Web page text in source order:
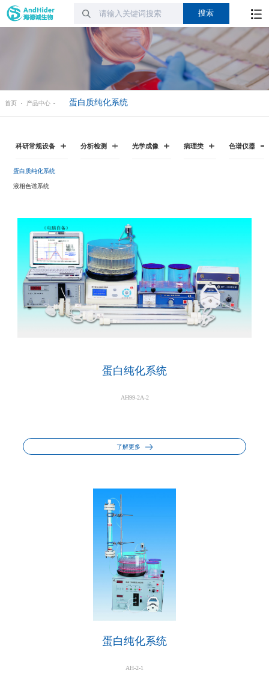
首页 产品中心 蛋白质纯化系统
科研常规设备 分析检测 光学成像 病理类 色谱仪器
蛋白质纯化系统
液相色谱系统
蛋白纯化系统
AH99-2A-2
了解更多
蛋白纯化系统
AH-2-1